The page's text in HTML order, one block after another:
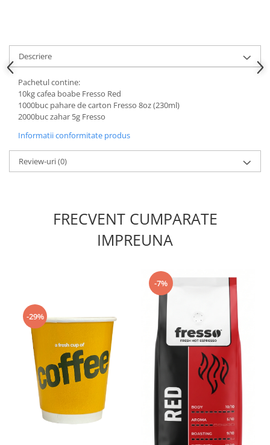
Descriere
Pachetul contine:
10kg cafea boabe Fresso Red
1000buc pahare de carton Fresso 8oz (230ml)
2000buc zahar 5g Fresso
Informatii conformitate produs
Review-uri(0)
FRECVENT CUMPARATE
IMPREUNA
-29%
-7%